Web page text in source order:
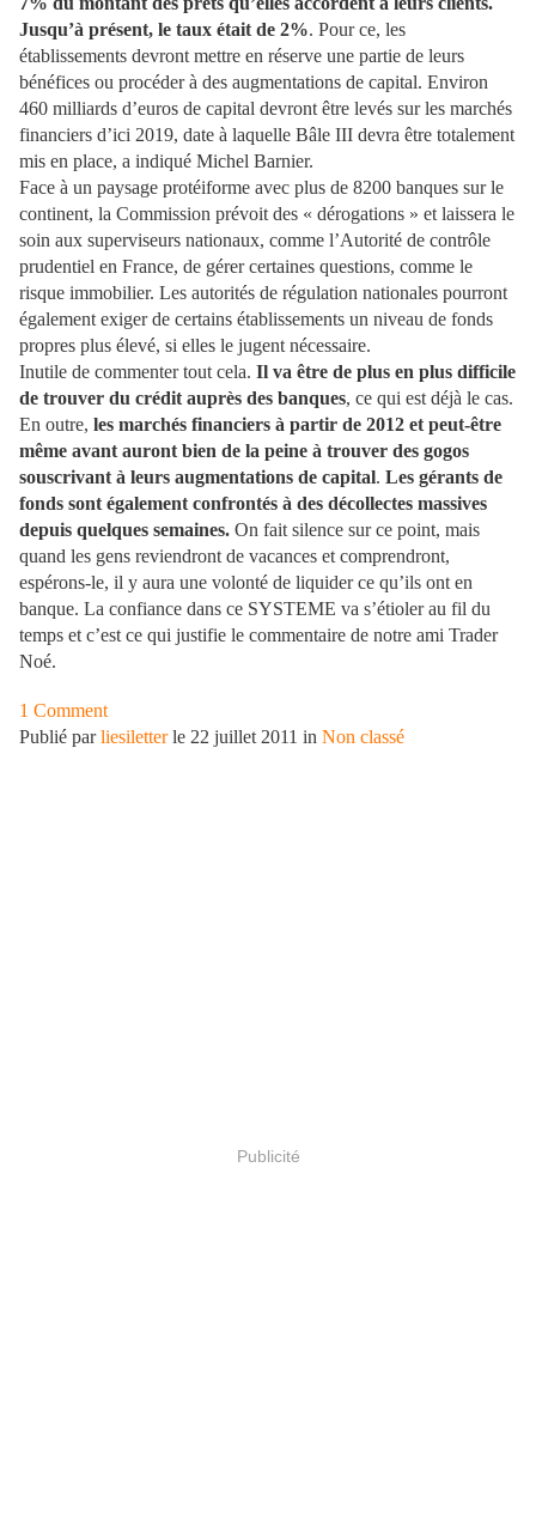
Jusqu’à présent, le taux était de 2%. Pour ce, les
établissements devront mettre en réserve une partie de leurs
bénéfices ou procéder à des augmentations de capital. Environ
460 milliards d’euros de capital devront être levés sur les marchés
financiers d’ici 2019, date à laquelle Bâle III devra être totalement
mis en place, a indiqué Michel Barnier.
Face à un paysage protéiforme avec plus de 8200 banques sur le
continent, la Commission prévoit des « dérogations » et laissera le
soin aux superviseurs nationaux, comme l’Autorité de contrôle
prudentiel en France, de gérer certaines questions, comme le
risque immobilier. Les autorités de régulation nationales pourront
également exiger de certains établissements un niveau de fonds
propres plus élevé, si elles le jugent nécessaire.
Inutile de commenter tout cela. Il va être de plus en plus difficile
de trouver du crédit auprès des banques, ce qui est déjà le cas.
En outre, les marchés financiers à partir de 2012 et peut-être
même avant auront bien de la peine à trouver des gogos
souscrivant à leurs augmentations de capital. Les gérants de
fonds sont également confrontés à des décollectes massives
depuis quelques semaines. On fait silence sur ce point, mais
quand les gens reviendront de vacances et comprendront,
espérons-le, il y aura une volonté de liquider ce qu’ils ont en
banque. La confiance dans ce SYSTEME va s’étioler au fil du
temps et c’est ce qui justifie le commentaire de notre ami Trader
Noé.
1 Comment
Publié parliesiletterle 22 juillet 2011 in Non classé
Publicité